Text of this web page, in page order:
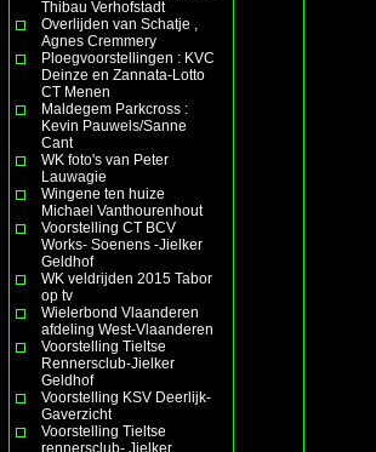
Thibau Verhofstadt
Overlijden van Schatje ,
Agnes Cremmery
Ploegvoorstellingen : KVC
Deinze en Zannata-Lotto
CT Menen
Maldegem Parkcross :
Kevin Pauwels/Sanne
Cant
WK foto's van Peter
Lauwagie
Wingene ten huize
Michael Vanthourenhout
Voorstelling CT BCV
Works- Soenens -Jielker
Geldhof
WK veldrijden 2015 Tabor
op tv
Wielerbond Vlaanderen
afdeling West-Vlaanderen
Voorstelling Tieltse
Rennersclub-Jielker
Geldhof
Voorstelling KSV Deerlijk-
Gaverzicht
Voorstelling Tieltse
rennersclub- Jielker